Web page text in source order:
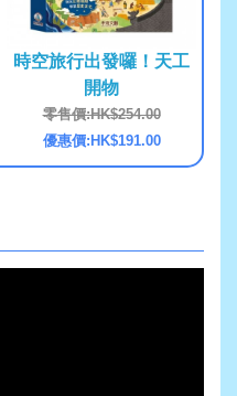
時空旅行出發囉！天工
開物
零售價:HK$254.00
優惠價:HK$191.00